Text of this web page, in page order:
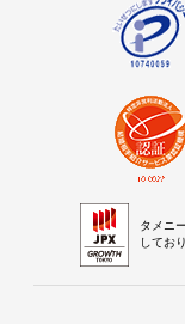
タメニ
してお